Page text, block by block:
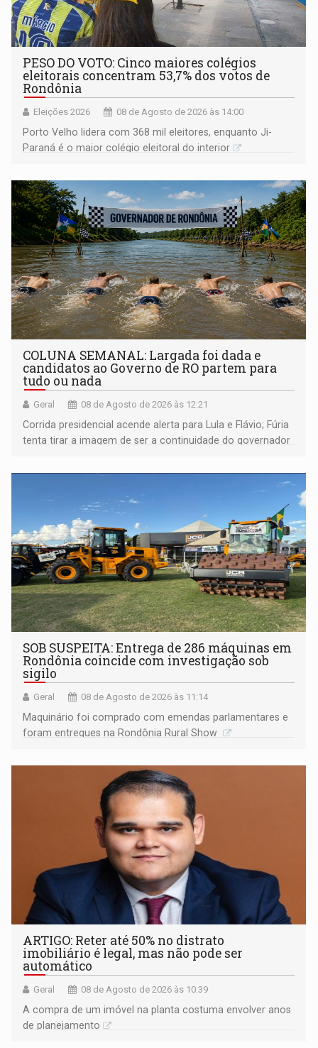
PESO DO VOTO: Cinco maiores colégios
eleitorais concentram 53,7% dos votos de
Rondônia
Eleições 2026 08 de Agosto de 2026 às 14:00
Porto Velho lidera com 368 mil eleitores, enquanto Ji-
Paraná é o maior colégio eleitoral do interior
COLUNA SEMANAL: Largada foi dada e
candidatos ao Governo de RO partem para
tudo ou nada
Geral 08 de Agosto de 2026 às 12:21
Corrida presidencial acende alerta para Lula e Flávio; Fúria
tenta tirar a imagem de ser a continuidade do governador
não ter entrado no modo eleição; ABAV faz evento em
SOB SUSPEITA: Entrega de 286 máquinas em
Rondônia coincide com investigação sob
sigilo
Geral 08 de Agosto de 2026 às 11:14
Maquinário foi comprado com emendas parlamentares e
foram entregues na Rondônia Rural Show
ARTIGO: Reter até 50% no distrato
imobiliário é legal, mas não pode ser
automático
Geral 08 de Agosto de 2026 às 10:39
A compra de um imóvel na planta costuma envolver anos
de planejamento